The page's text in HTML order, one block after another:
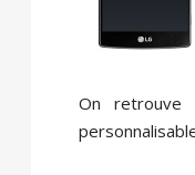
On retrouve